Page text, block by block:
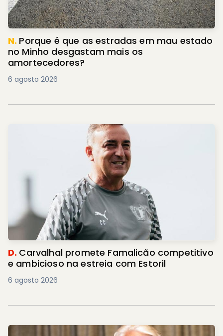
N. Porque é que as estradas em mau estado
no Minho desgastam mais os
amortecedores?
6 agosto 2026
D. Carvalhal promete Famalicão competitivo
e ambicioso na estreia com Estoril
6 agosto 2026